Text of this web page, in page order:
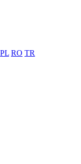
PL RO TR